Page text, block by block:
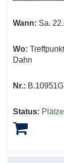
Wann: Sa.
Wo:
Dahn
Nr.:
Status: